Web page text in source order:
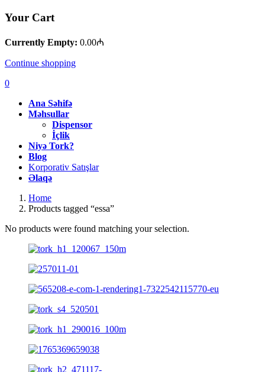
Your Cart
Currently Empty: 0.00₼
Continue shopping
0
Ana Səhifə
Məhsullar
Dispensor
İçlik
Niyə Tork?
Blog
Korporativ Satışlar
Əlaqə
Home
Products tagged “essa”
No products were found matching your selection.